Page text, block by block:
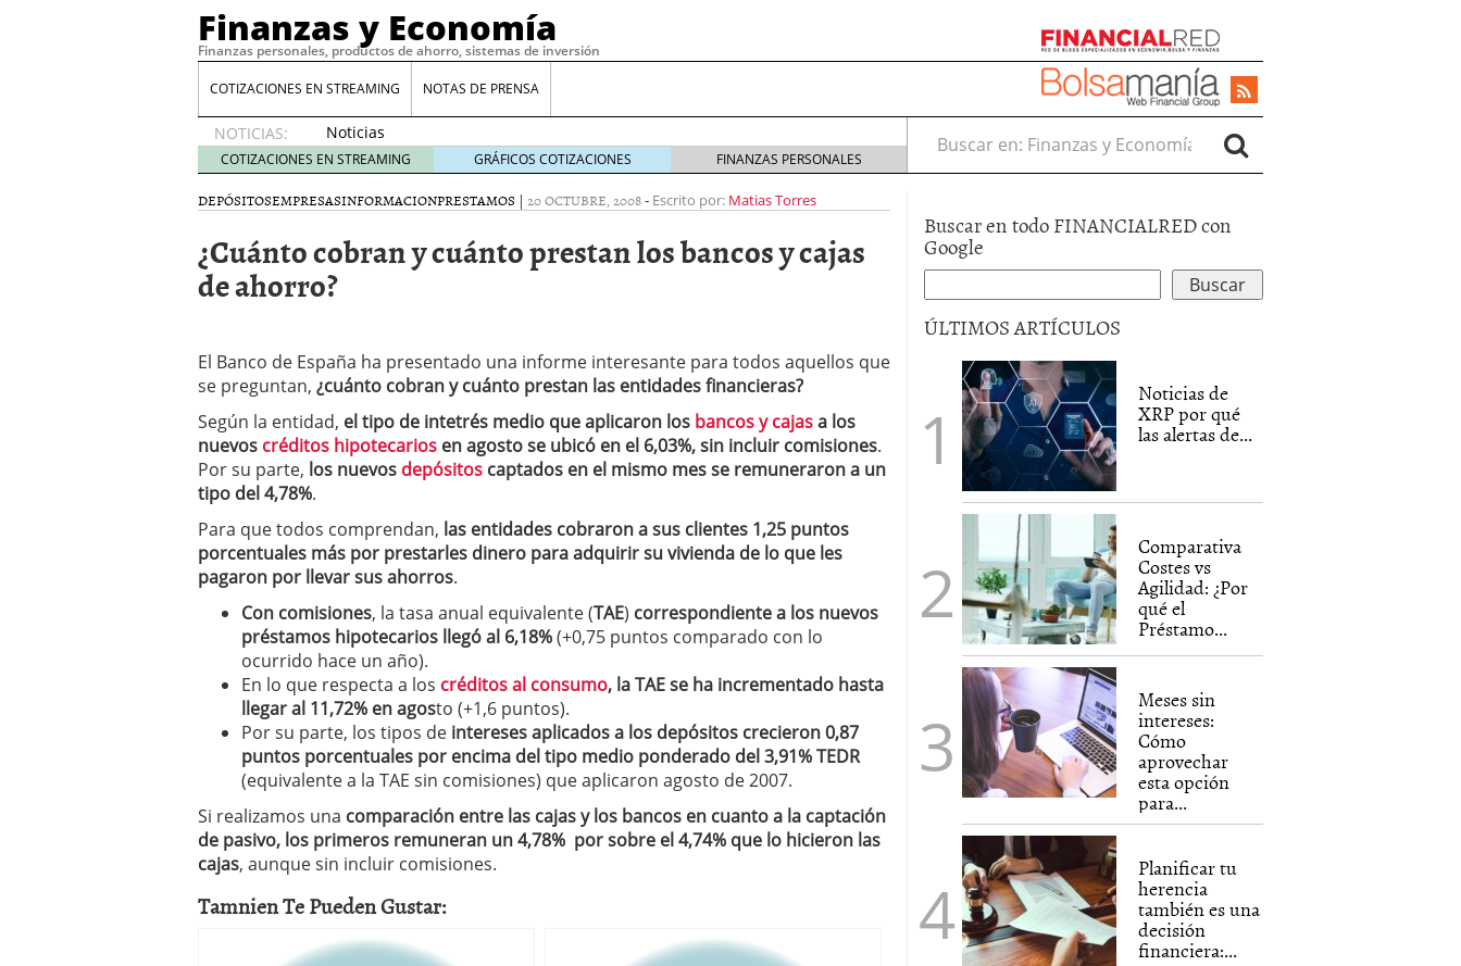
Finanzas y Economía
Finanzas personales, productos de ahorro, sistemas de inversión
COTIZACIONES EN STREAMING NOTAS DE PRENSA
NOTICIAS:
Noticias
de XRP
por qué
las
de
whales
suelen
de abril
de 2026
Comparativa Costes vs Agilidad: ¿Por qué el Préstamo Promotor privado
acelera la rentabilidad? 12 de diciembre de 2025
Meses sin intereses: Cómo aprovechar esta opción para gestionar tus
compras 24 de noviembre de 2025
Planificar tu herencia también es una decisión financiera: cómo anticiparte
a los costes
¿Cuánto cuesta un software punto de venta? 3 de octubre de 2025
COTIZACIONES EN STREAMING GRÁFICOS COTIZACIONES FINANZAS PERSONALES
Buscar en:
DEPÓSITOSEMPRESASINFORMACIONPRESTAMOS | 20 OCTUBRE, 2008- Escrito por: Matias Torres
¿Cuánto cobran y cuánto prestan los bancos y cajas
de ahorro?
El Banco de España ha presentado una informe interesante para todos aquellos que
se preguntan, ¿cuánto cobran y cuánto prestan las entidades financieras?
Según la entidad, el tipo de intetrés medio que aplicaron los bancos y cajasa los
nuevos créditos hipotecarios en agosto se ubicó en el 6,03%, sin incluir comisiones.
Por su parte, los nuevos depósitos captados en el mismo mes se remuneraron a un
tipo del 4,78%.
Para que todos comprendan, las entidades cobraron a sus clientes 1,25 puntos
porcentuales más por prestarles dinero para adquirir su vivienda de lo que les
pagaron por llevar sus ahorros.
Con comisiones, la tasa anual equivalente (TAE) correspondiente a los nuevos
préstamos hipotecarios llegó al 6,18%(+0,75 puntos comparado con lo
ocurrido hace un año).
En lo que respecta a los créditos al consumo, la TAE se ha incrementado hasta
llegar al 11,72% en agosto (+1,6 puntos).
Por su parte, los tipos de intereses aplicados a los depósitos crecieron 0,87
puntos porcentuales por encima del tipo medio ponderado del 3,91% TEDR
(equivalente a la TAE sin comisiones) que aplicaron agosto de 2007.
Si realizamos una comparación entre las cajas y los bancos en cuanto a la captación
de pasivo, los primeros remuneran un 4,78% por sobre el 4,74% que lo hicieron las
cajas, aunque sin incluir comisiones.
Tamnien Te Pueden Gustar:
Buscar en todo FINANCIALRED con
Google
ÚLTIMOS ARTÍCULOS
Noticias de
XRP por qué
las alertas de...
Comparativa
Costes vs
Agilidad: ¿Por
qué el
Préstamo...
Meses sin
intereses:
Cómo
aprovechar
esta opción
para...
Planificar tu
herencia
también es una
decisión
financiera:...